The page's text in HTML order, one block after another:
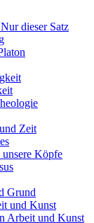
dieser Satz
Zeit
Köpfe
Grund
und Kunst
Arbeit und Kunst